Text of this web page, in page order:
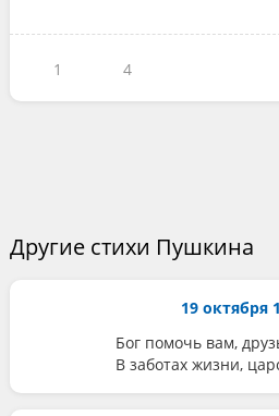
1 4
Другие стихи Пушкина
19 октября
Бог помочь вам,
В заботах жизни,